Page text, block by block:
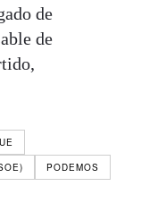
de
de
PODEMOS